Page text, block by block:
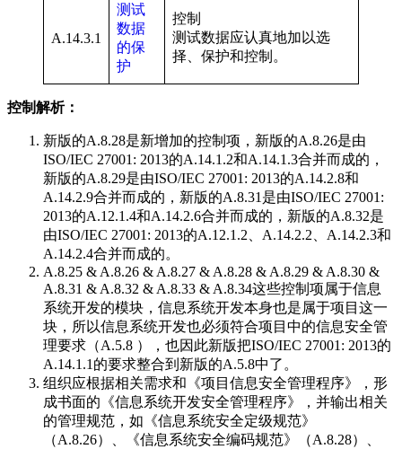
A.14.3.1
测试
数据
的保
护
控制
测试数据应认真地加以选
择、保护和控制。
控制解析：
新版的A.8.28是新增加的控制项，新版的A.8.26是由
ISO/IEC 27001: 2013的A.14.1.2和A.14.1.3合并而成的，
新版的A.8.29是由ISO/IEC 27001: 2013的A.14.2.8和
A.14.2.9合并而成的，新版的A.8.31是由ISO/IEC 27001:
2013的A.12.1.4和A.14.2.6合并而成的，新版的A.8.32是
由ISO/IEC 27001: 2013的A.12.1.2、A.14.2.2、A.14.2.3和
A.14.2.4合并而成的。
A.8.25 & A.8.26 & A.8.27 & A.8.28 & A.8.29 & A.8.30 &
A.8.31 & A.8.32 & A.8.33 & A.8.34这些控制项属于信息
系统开发的模块，信息系统开发本身也是属于项目这一
块，所以信息系统开发也必须符合项目中的信息安全管
理要求（A.5.8 ），也因此新版把ISO/IEC 27001: 2013的
A.14.1.1的要求整合到新版的A.5.8中了。
组织应根据相关需求和《项目信息安全管理程序》，形
成书面的《信息系统开发安全管理程序》，并输出相关
的管理规范，如《信息系统安全定级规范》
（A.8.26）、《信息系统安全编码规范》（A.8.28）、